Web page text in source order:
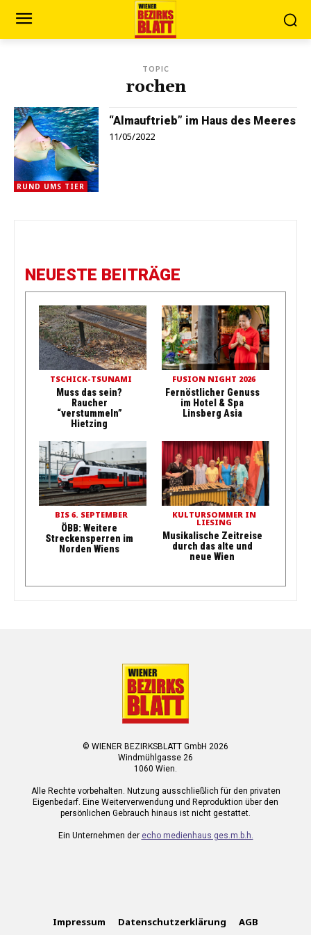
TOPIC
rochen
RUND UMS TIER
“Almauftrieb” im Haus des Meeres
11/05/2022
NEUESTE BEITRÄGE
TSCHICK-TSUNAMI
Muss das sein?
Raucher
“verstummeln”
Hietzing
FUSION NIGHT 2026
Fernöstlicher Genuss
im Hotel & Spa
Linsberg Asia
BIS 6. SEPTEMBER
ÖBB: Weitere
Streckensperren im
Norden Wiens
KULTURSOMMER IN
LIESING
Musikalische Zeitreise
durch das alte und
neue Wien
© WIENER BEZIRKSBLATT GmbH 2026
Windmühlgasse 26
1060 Wien.
Alle Rechte vorbehalten. Nutzung ausschließlich für den privaten
Eigenbedarf. Eine Weiterverwendung und Reproduktion über den
persönlichen Gebrauch hinaus ist nicht gestattet.
Ein Unternehmen der echo medienhaus ges.m.b.h.
Impressum Datenschutzerklärung AGB